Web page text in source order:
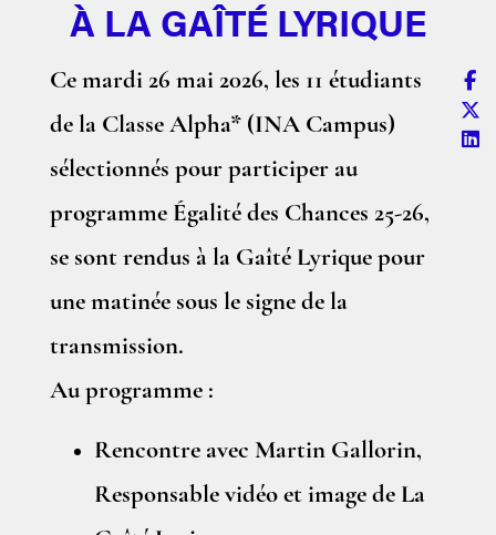
À LA GAÎTÉ LYRIQUE
Ce mardi 26 mai 2026, les 11 étudiants
de la Classe Alpha* (INA Campus)
sélectionnés pour participer au
programme Égalité des Chances 25-26,
se sont rendus à la Gaîté Lyrique pour
une matinée sous le signe de la
transmission.
Au programme :
Rencontre avec Martin Gallorin,
Responsable vidéo et image de La